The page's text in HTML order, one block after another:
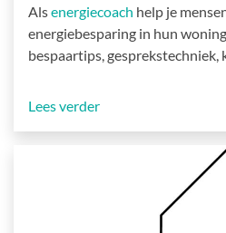
Alsenergiecoach help je
energiebesparing in hun
bespaartips, gesprekstechniek,
Lees verder